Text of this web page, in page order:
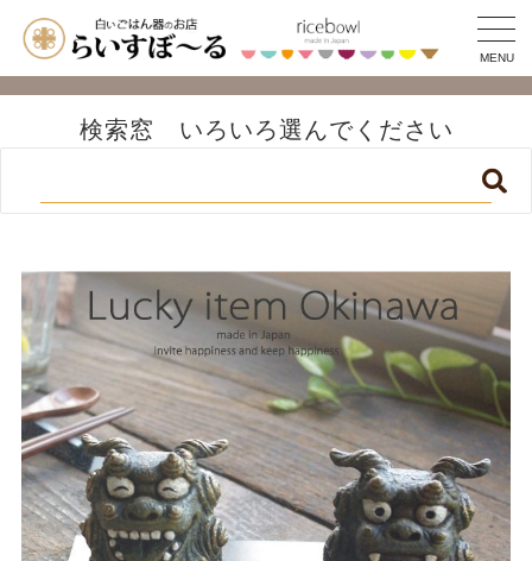
MENU
検索窓 いろいろ選んでください